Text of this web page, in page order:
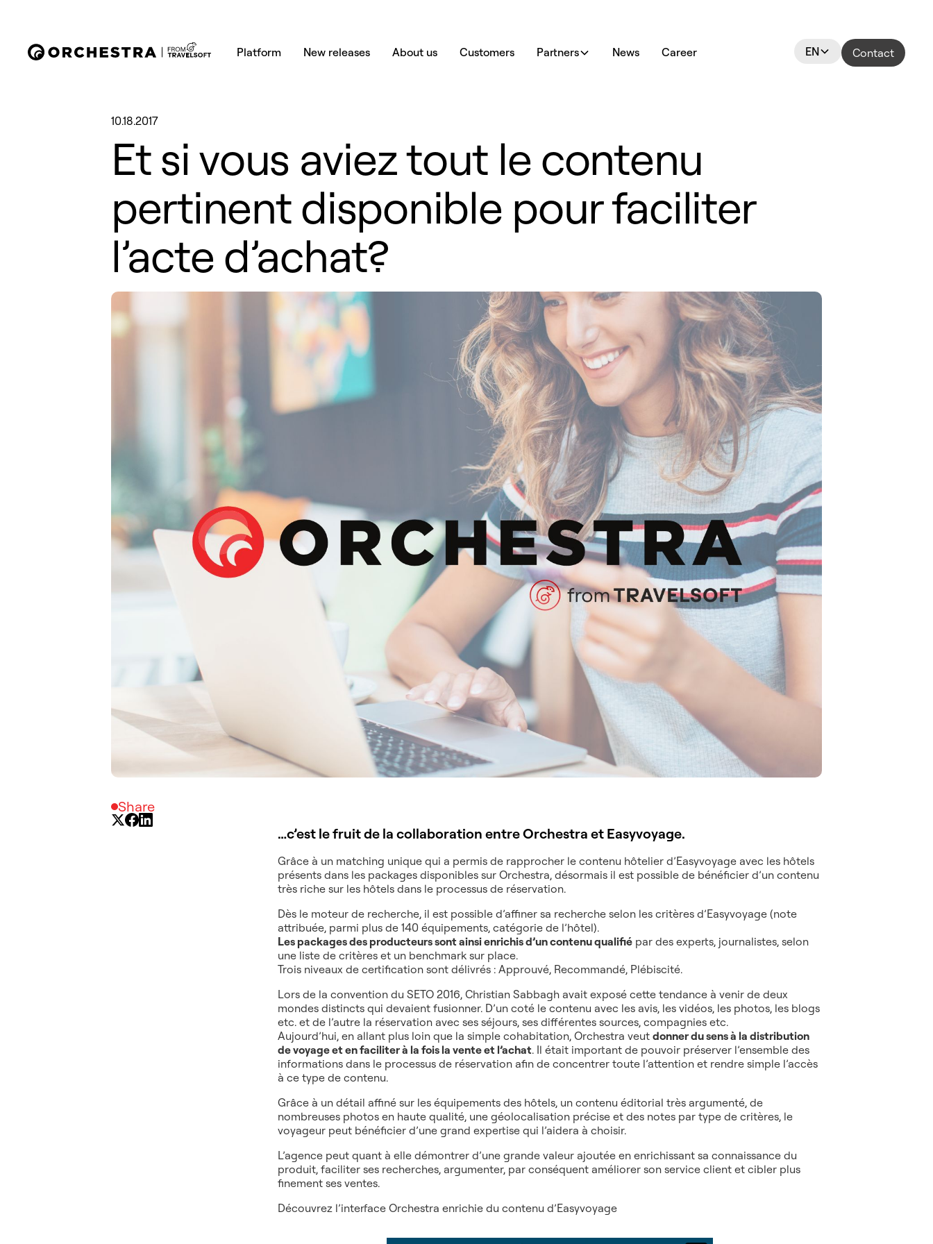
Platform New releases About us Customers Partners News Career EN Contact
10.18.2017
Et si vous aviez tout le contenu
pertinent disponible pour faciliter
l’acte d’achat?
Share
…c’est le fruit de la collaboration entre Orchestra et Easyvoyage.
Grâce à un matching unique qui a permis de rapprocher le contenu hôtelier d’Easyvoyage avec les hôtels
présents dans les packages disponibles sur Orchestra, désormais il est possible de bénéficier d’un contenu
très riche sur les hôtels dans le processus de réservation.
Dès le moteur de recherche, il est possible d’affiner sa recherche selon les critères d’Easyvoyage (note
attribuée, parmi plus de 140 équipements, catégorie de l’hôtel).
Les packages des producteurs sont ainsi enrichis d’un contenu qualifié par des experts, journalistes, selon
une liste de critères et un benchmark sur place.
Trois niveaux de certification sont délivrés : Approuvé, Recommandé, Plébiscité.
Lors de la convention du SETO 2016, Christian Sabbagh avait exposé cette tendance à venir de deux
mondes distincts qui devaient fusionner. D’un coté le contenu avec les avis, les vidéos, les photos, les blogs
etc. et de l’autre la réservation avec ses séjours, ses différentes sources, compagnies etc.
Aujourd’hui, en allant plus loin que la simple cohabitation, Orchestra veut donner du sens à la distribution
de voyage et en faciliter à la fois la vente et l’achat. Il était important de pouvoir préserver l’ensemble des
informations dans le processus de réservation afin de concentrer toute l’attention et rendre simple l’accès
à ce type de contenu.
Grâce à un détail affiné sur les équipements des hôtels, un contenu éditorial très argumenté, de
nombreuses photos en haute qualité, une géolocalisation précise et des notes par type de critères, le
voyageur peut bénéficier d’une grand expertise qui l’aidera à choisir.
L’agence peut quant à elle démontrer d’une grande valeur ajoutée en enrichissant sa connaissance du
produit, faciliter ses recherches, argumenter, par conséquent améliorer son service client et cibler plus
finement ses ventes.
Découvrez l’interface Orchestra enrichie du contenu d’Easyvoyage